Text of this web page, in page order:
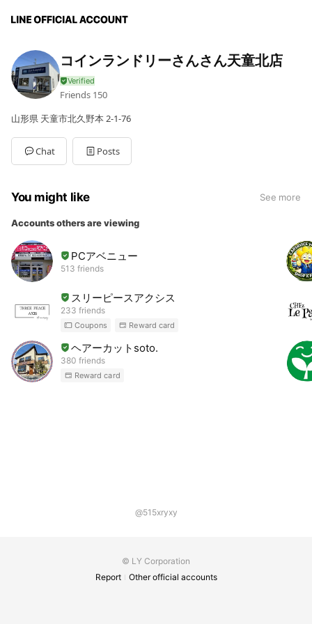
コインランドリーさんさん天童北店
Friends 150
山形県 天童市北久野本 2-1-76
Chat Posts
You might like See more
Accounts others are viewing
PCアベニュー
513 friends
スリーピースアクシス
233 friends
Coupons Reward card
ヘアーカットsoto.
380 friends
Reward card
@515xryxy
© LY Corporation
Report
Other official accounts